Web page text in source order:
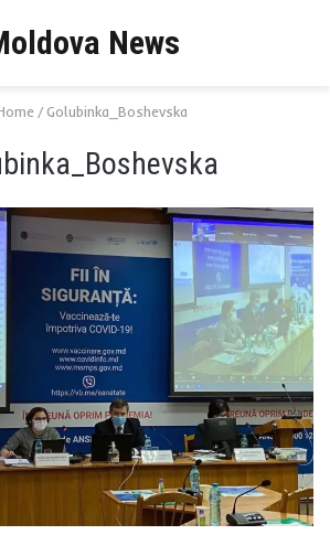
News
/ Golubinka_Boshevska